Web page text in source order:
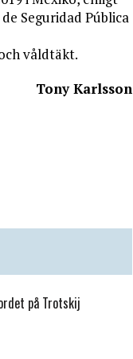
Seguridad Pública
våldtäkt.
Tony Karlsson
på Trotskij